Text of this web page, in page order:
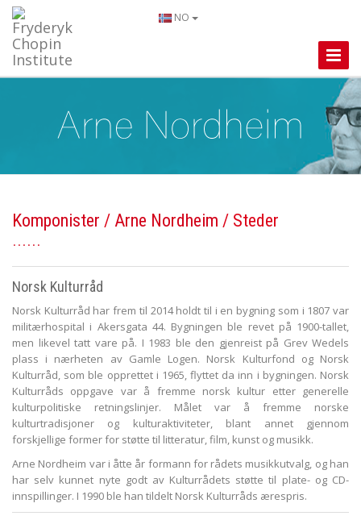
NO
Toggle
Komponister / Arne Nordheim / Steder
Norsk Kulturråd
Norsk Kulturråd har frem til 2014 holdt til i en bygning som i 1807 var
militærhospital i Akersgata 44. Bygningen ble revet på 1900-tallet,
men likevel tatt vare på. I 1983 ble den gjenreist på Grev Wedels
plass i nærheten av Gamle Logen. Norsk Kulturfond og Norsk
Kulturråd, som ble opprettet i 1965, flyttet da inn i bygningen. Norsk
Kulturråds oppgave var å fremme norsk kultur etter generelle
kulturpolitiske retningslinjer. Målet var å fremme norske
kulturtradisjoner og kulturaktiviteter, blant annet gjennom
forskjellige former for støtte til litteratur, film, kunst og musikk.
Arne Nordheim var i åtte år formann for rådets musikkutvalg, og han
har selv kunnet nyte godt av Kulturrådets støtte til plate- og CD-
innspillinger. I 1990 ble han tildelt Norsk Kulturråds ærespris.